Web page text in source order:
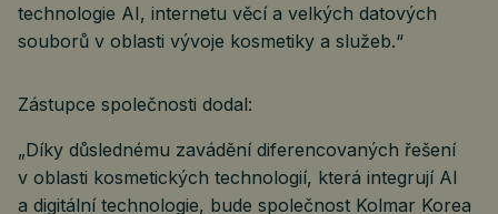
technologie AI, internetu věcí a velkých datových
souborů v oblasti vývoje kosmetiky a služeb.“
Zástupce společnosti dodal:
„Díky důslednému zavádění diferencovaných řešení
v oblasti kosmetických technologií, která integrují AI
a digitální technologie, bude společnost Kolmar Korea